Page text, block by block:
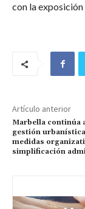
con la exposición
Artículo anterior
Marbella continúa
gestión
medidas
simplificación